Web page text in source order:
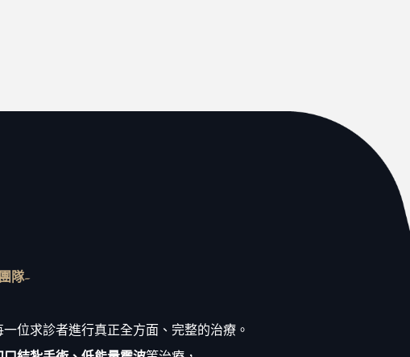
隊-
位求診者進行真正全方面、完整的治療。